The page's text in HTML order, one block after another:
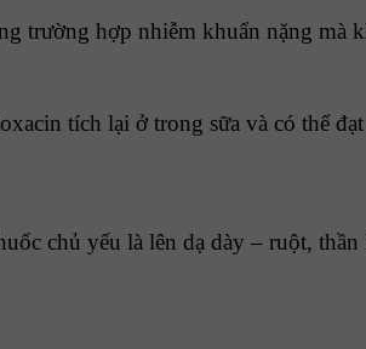
trường hợp nhiễm khuẩn nặng
tích lại ở trong sữa và có thể
chủ yếu là lên dạ dày – ruột,